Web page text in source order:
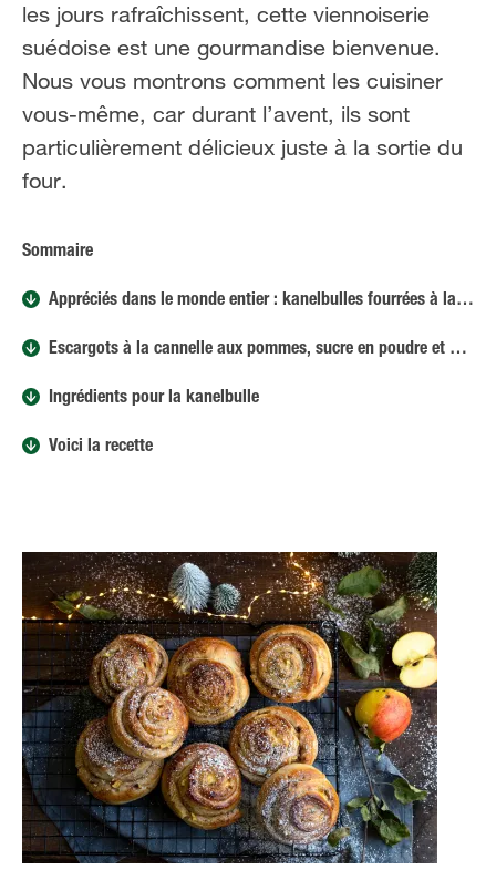
les jours rafraîchissent, cette viennoiserie
suédoise est une gourmandise bienvenue.
Nous vous montrons comment les cuisiner
vous-même, car durant l’avent, ils sont
particulièrement délicieux juste à la sortie du
four.
Sommaire
Appréciés dans le monde entier : kanelbulles fourrées à la cannelle
Escargots à la cannelle aux pommes, sucre en poudre et citron
Ingrédients pour la kanelbulle
Voici la recette